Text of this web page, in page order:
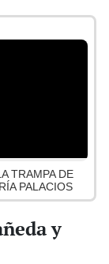
TRAMPA DE
PALACIOS
y